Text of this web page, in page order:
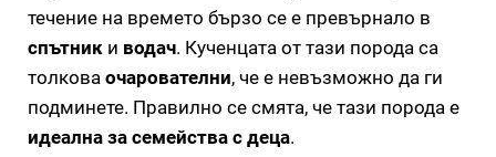
течение на времето бързо се е превърнало в
спътник и водач. Кученцата от тази порода са
толкова очарователни, че е невъзможно да ги
подминете. Правилно се смята, че тази порода е
идеална за семейства с деца.